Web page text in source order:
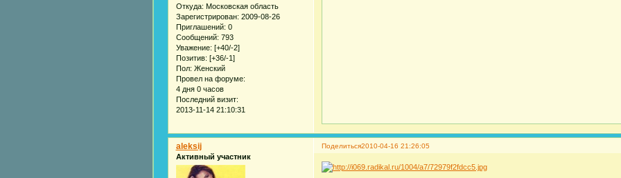
Откуда: Московская область
Зарегистрирован: 2009-08-26
Приглашений: 0
Сообщений: 793
Уважение: [+40/-2]
Позитив: [+36/-1]
Пол: Женский
Провел на форуме:
4 дня 0 часов
Последний визит:
2013-11-14 21:10:31
Поделиться2010-04-16 21:26:05
aleksij
Активный участник